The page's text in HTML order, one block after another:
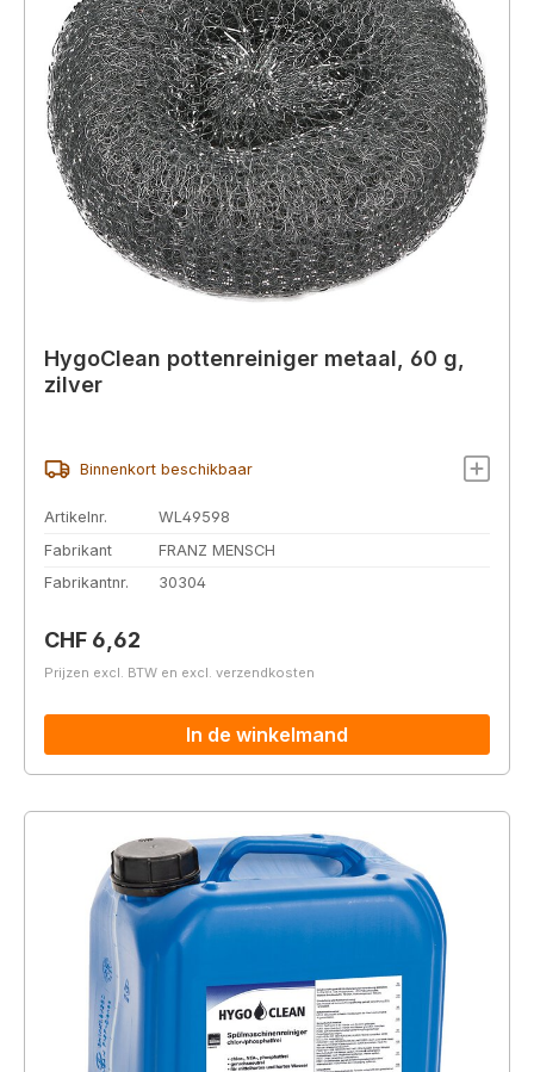
HygoClean pottenreiniger metaal, 60 g,
zilver
Binnenkort beschikbaar
Artikelnr.
WL49598
Fabrikant
FRANZ MENSCH
Fabrikantnr.
30304
Normale prijs:
CHF 6,62
Prijzen excl. BTW en excl. verzendkosten
In de winkelmand